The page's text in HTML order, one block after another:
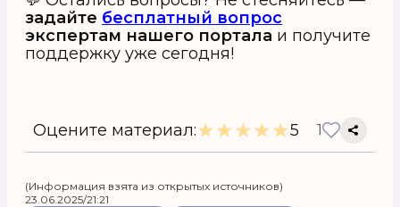
задайте бесплатный вопрос
экспертам нашего портала и получите
поддержку уже сегодня!
Оцените материал:★★★★★5 1
(Информация взята из открытых источников)
23.06.2025/21:21